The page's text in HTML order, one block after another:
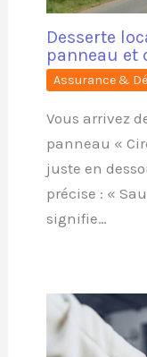
Desserte
panneau et
Assurance &
Vous arrivez
panneau «
juste en
précise : «
signifie…